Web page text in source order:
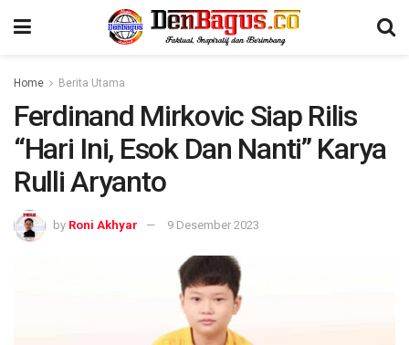
Home Berita Utama
Ferdinand Mirkovic Siap Rilis
“Hari Ini, Esok Dan Nanti” Karya
Rulli Aryanto
by Roni Akhyar 9 Desember 2023